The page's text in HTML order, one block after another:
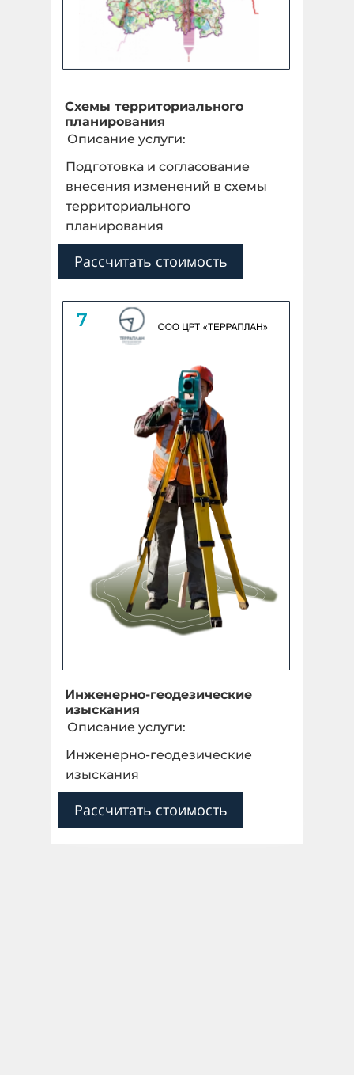
Схемы территориального
планирования
Описание услуги:
Подготовка и согласование
внесения изменений в схемы
территориального
планирования
Рассчитать стоимость
Инженерно-геодезические
изыскания
Описание услуги:
Инженерно-геодезические
изыскания
Рассчитать стоимость